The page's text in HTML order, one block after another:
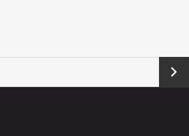
Next
→